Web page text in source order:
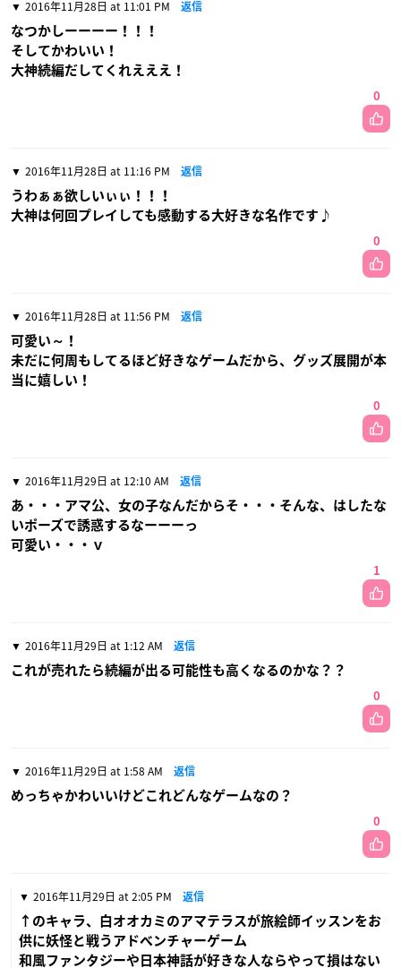
2016年11月28日 at 11:01 PM 返信
なつかしーーーー！！！
そしてかわいい！
大神続編だしてくれえええ！
0
2016年11月28日 at 11:16 PM 返信
うわぁぁ欲しいぃぃ！！！
大神は何回プレイしても感動する大好きな名作です♪
0
2016年11月28日 at 11:56 PM 返信
可愛い～！
未だに何周もしてるほど好きなゲームだから、グッズ展開が本
当に嬉しい！
0
2016年11月29日 at 12:10 AM 返信
あ・・・アマ公、女の子なんだからそ・・・そんな、はしたな
いポーズで誘惑するなーーーっ
可愛い・・・ｖ
1
2016年11月29日 at 1:12 AM 返信
これが売れたら続編が出る可能性も高くなるのかな？？
0
2016年11月29日 at 1:58 AM 返信
めっちゃかわいいけどこれどんなゲームなの？
0
2016年11月29日 at 2:05 PM 返信
↑のキャラ、白オオカミのアマテラスが旅絵師イッスンをお
供に妖怪と戦うアドベンチャーゲーム
和風ファンタジーや日本神話が好きな人ならやって損はない